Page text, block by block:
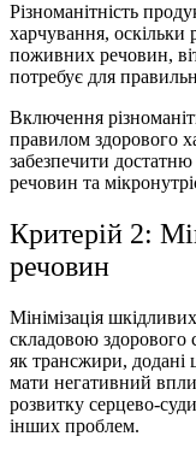
Різноманітність
харчування, оскільки
поживних речовин,
потребує для
Включення
правилом здорового
забезпечити
речовин та
Критерій 2:
речовин
Мінімізація
складовою здорового
як трансжири, додані
мати негативний
розвитку серцево-
інших проблем.